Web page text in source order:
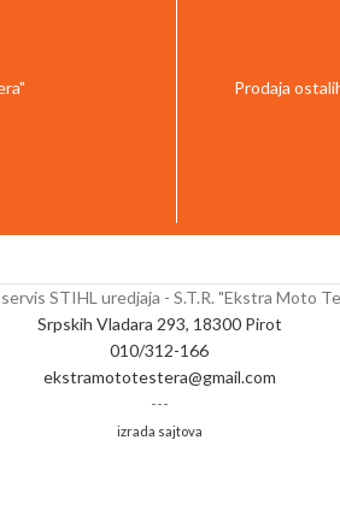
Prodaja
STIHL uredjaja - S.T.R. "Ekstra Moto
Srpskih Vladara 293, 18300 Pirot
010/312-166
ekstramototestera@gmail.com
---
izrada sajtova